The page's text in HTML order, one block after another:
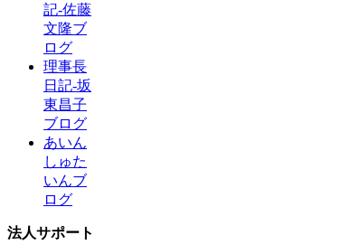
記-佐藤
文隆ブ
ログ
理事長
日記-坂
東昌子
ブログ
あいん
しゅた
いんブ
ログ
法人サポート